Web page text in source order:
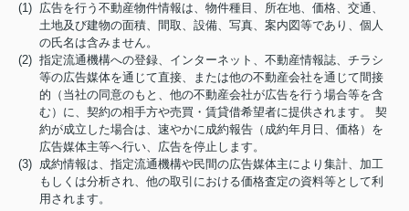
(1) 広告を行う不動産物件情報は、物件種目、所在地、価格、交通、
土地及び建物の面積、間取、設備、写真、案内図等であり、個人
の氏名は含みません。
(2) 指定流通機構への登録、インターネット、不動産情報誌、チラシ
等の広告媒体を通じて直接、または他の不動産会社を通じて間接
的（当社の同意のもと、他の不動産会社が広告を行う場合等を含
む）に、契約の相手方や売買・賃貸借希望者に提供されます。 契
約が成立した場合は、速やかに成約報告（成約年月日、価格）を
広告媒体主等へ行い、広告を停止します。
(3) 成約情報は、指定流通機構や民間の広告媒体主により集計、加工
もしくは分析され、他の取引における価格査定の資料等として利
用されます。